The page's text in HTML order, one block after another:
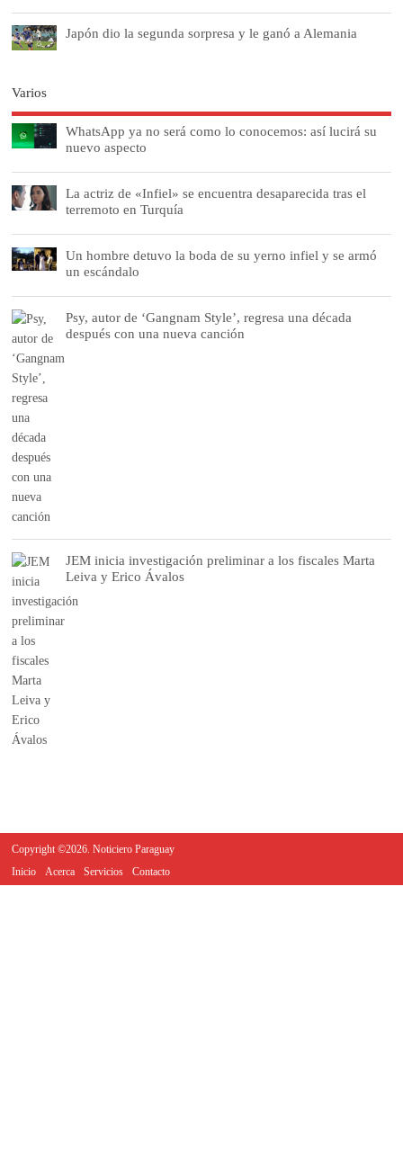
Japón dio la segunda sorpresa y le ganó a Alemania
Varios
WhatsApp ya no será como lo conocemos: así lucirá su
nuevo aspecto
La actriz de «Infiel» se encuentra desaparecida tras el
terremoto en Turquía
Un hombre detuvo la boda de su yerno infiel y se armó
un escándalo
Psy, autor de ‘Gangnam Style’, regresa una década
después con una nueva canción
JEM inicia investigación preliminar a los fiscales Marta
Leiva y Erico Ávalos
Copyright ©2026. Noticiero Paraguay
Inicio
Acerca Servicios Contacto